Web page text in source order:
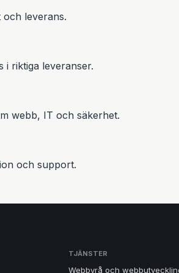
leverans.
i riktiga leveranser.
webb, IT och säkerhet.
och support.
TJÄNSTER
Webbyrå och